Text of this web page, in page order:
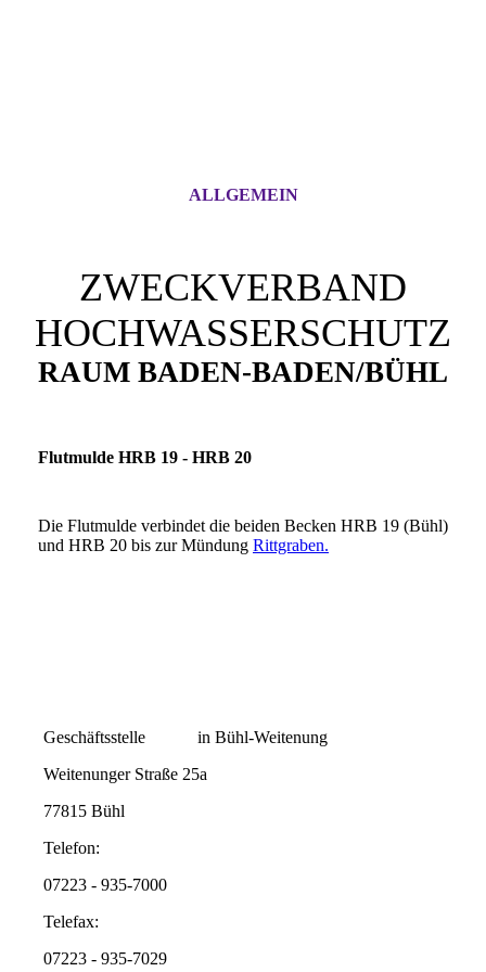
ALLGEMEIN
ZWECKVERBAND
HOCHWASSERSCHUTZ
RAUM BADEN-BADEN/BÜHL
Flutmulde HRB 19 - HRB 20
Die Flutmulde verbindet die beiden Becken HRB 19 (Bühl)
und HRB 20 bis zur Mündung Rittgraben.
Geschäftsstelle in Bühl-Weitenung
Weitenunger Straße 25a
77815 Bühl
Telefon:
07223 - 935-7000
Telefax:
07223 - 935-7029